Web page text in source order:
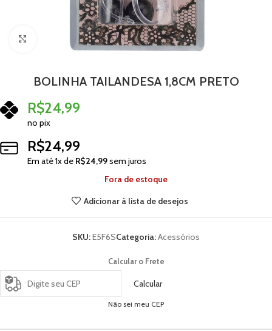
Clique para ampliar
BOLINHA TAILANDESA 1,8CM PRETO
R$24,99
no pix
R$24,99
Em até1x de R$24,99sem juros
Fora de estoque
Adicionar à lista de desejos
SKU:E5F6SCategoria:Acessórios
Calcular o Frete
Calcular
Não sei meu CEP